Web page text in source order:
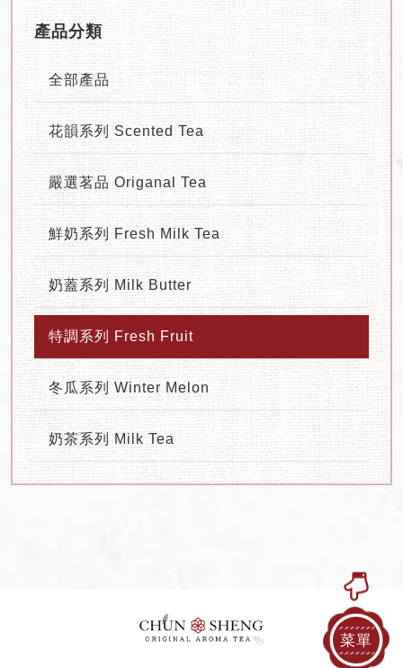
產品分類
全部產品
花韻系列 Scented Tea
嚴選茗品 Origanal Tea
鮮奶系列 Fresh Milk Tea
奶蓋系列 Milk Butter
特調系列 Fresh Fruit
冬瓜系列 Winter Melon
奶茶系列 Milk Tea
菜單